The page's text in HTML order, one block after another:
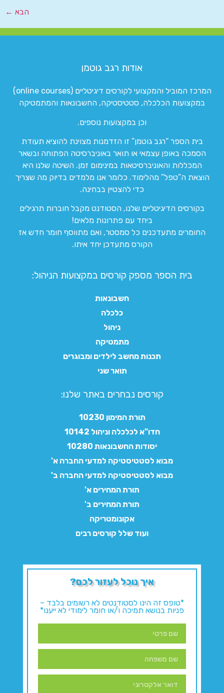
הבא ←
אודות רגב גוטמן
המרכז המוביל והמקצועי לקורסים דיגיטליים (online courses)
במקצועות הכלכלה, סטטיסטיקה, החשבונאות והמתמטיקה
וכן במקצועות נוספים.
בית הספר “רגב גוטמן” זו הזדמנות מצוינת להוציא תעודת
הסמכה באופן עצמאי או תואר באוניברסיטה הפתוחה ובשאר
המכללות והאוניברסיטאות במינימום זמן. השיטה שלנו היא
הוצאת ה”טפל” מהלימוד. כלומר אנו מלמדים בדיוק מה שצריך
כדי להצטיין בבחינה.
בקורסים הדיגיטליים שלנו, הסטודנט מקבל חוברות תרגילים
ביחד עם פתרונות מלאים!
החומרים מתעדכנים כל סמסטר, ואם מתווסף חומר חדש אז
הקורס מתעדכן יחד איתו.
בית הספר מספק קורסים במקצועות הניהול:
חשבונאות
כלכלה
ניהול
מתמטיקה
תכנות מחשב לילדים ומבוגרים
תואר שני
קורסים נבחרים באתר שלנו:​
תורת המימון 10230
חדו"א לכלכלה וניהול 10142
יסודות החשבונאות 10280
מבוא לסטטיסטיקה למדעי החברה א'
מבוא לסטטיסטיקה למדעי החברה ב'
תורת המחירים א'
תורת המחירים ב'
אקונומטריקה
ועוד שלל קורסים רבים
איך נוכל לעזור לכם?
*טופס זה הינו לסטודנטים לא רשומים בלבד –
פניות בנושא תמיכה ו/או חומר לימודי לא ייענו*